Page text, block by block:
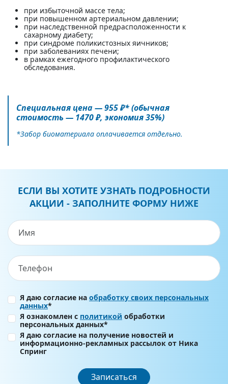
при избыточной массе тела;
при повышенном артериальном давлении;
при наследственной предрасположенности к
сахарному диабету;
при синдроме поликистозных яичников;
при заболеваниях печени;
в рамках ежегодного профилактического
обследования.
Специальная цена — 955 ₽* (обычная
стоимость — 1470 ₽, экономия 35%)
*Забор биоматериала оплачивается отдельно.
ЕСЛИ ВЫ ХОТИТЕ УЗНАТЬ ПОДРОБНОСТИ
АКЦИИ - ЗАПОЛНИТЕ ФОРМУ НИЖЕ
Я даю согласие на обработку своих персональных
данных*
Я ознакомлен с политикой обработки
персональных данных*
Я даю согласие на получение новостей и
информационно-рекламных рассылок от Ника
Спринг
Записаться